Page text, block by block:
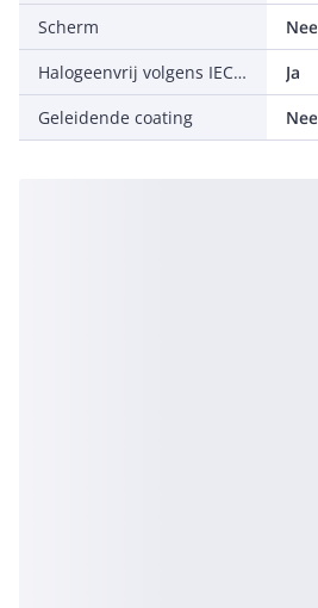
Scherm
Nee
Halogeenvrij volgens IEC 60754-2
Ja
Geleidende coating
Nee